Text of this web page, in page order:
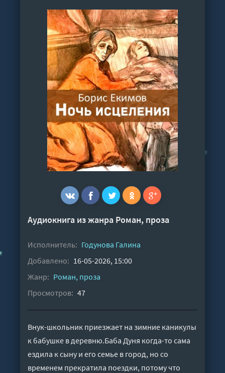
АУДИОКНИГЕ
Аудиокнига из жанра Роман, проза
Исполнитель: Годунова Галина
Добавлено: 16-05-2026, 15:00
Жанр: Роман, проза
Просмотров: 47
Внук-школьник приезжает на зимние каникулы
к бабушке в деревню.Баба Дуня когда-то сама
ездила к сыну и его семье в город, но со
временем прекратила поездки, потому что